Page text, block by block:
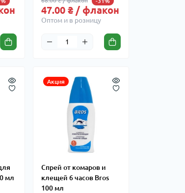
47.00 ₴ / флакон
Оптом и в розницу
мл
Акция
Спрей от комаров и
клещей 6 часов Bros
100 мл